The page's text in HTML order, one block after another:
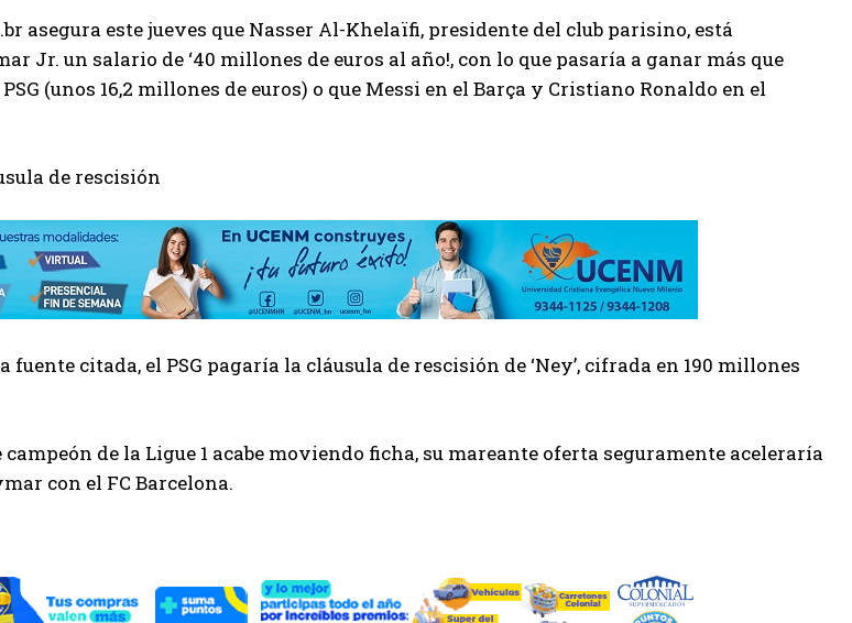
asegura este jueves que Nasser Al-Khelaïfi, presidente del club parisino, está
Jr. un salario de ‘40 millones de euros al año!, con lo que pasaría a ganar más que
(unos 16,2 millones de euros) o que Messi en el Barça y Cristiano Ronaldo en el
de rescisión
fuente citada, el PSG pagaría la cláusula de rescisión de ‘Ney’, cifrada en 190 millones
de la Ligue 1 acabe moviendo ficha, su mareante oferta seguramente aceleraría
con el FC Barcelona.